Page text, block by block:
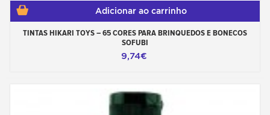
Adicionar ao carrinho
TINTAS HIKARI TOYS – 65 CORES PARA BRINQUEDOS E BONECOS
SOFUBI
9,74€